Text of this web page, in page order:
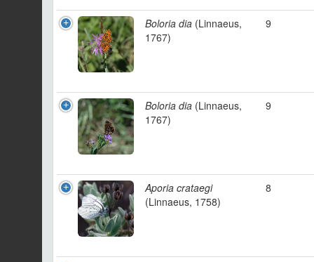
Boloria dia (Linnaeus,
1767)
9
Boloria dia (Linnaeus,
1767)
9
Aporia crataegi
(Linnaeus, 1758)
8